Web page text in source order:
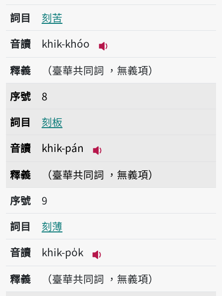
詞目
刻苦
音讀
khik-khóo
播放音讀khik-khóo
釋義
（臺華共同詞 ，無義項）
序號8刻板
序號
8
詞目
刻板
音讀
khik-pán
釋義
（臺華共同詞 ，無義項）
序號9刻薄
序號
9
詞目
刻薄
音讀
khik-po̍k
播放音讀khik-po̍k
釋義
（臺華共同詞 ，無義項）